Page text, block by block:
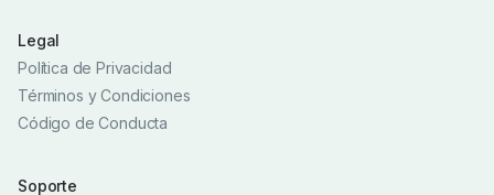
Legal
Política de Privacidad
Términos y Condiciones
Código de Conducta
Soporte